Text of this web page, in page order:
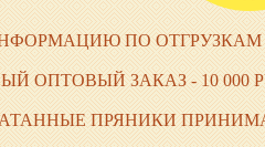
ПО ОТГРУЗКАМ
ОПТОВЫЙ ЗАКАЗ - 10 000
ПРЯНИКИ